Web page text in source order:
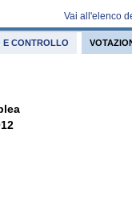
Vai all'elenco
E CONTROLLO